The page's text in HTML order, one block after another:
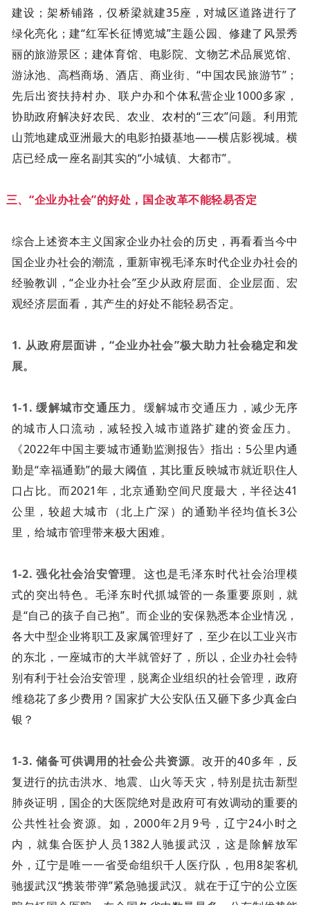
建设；架桥铺路，仅桥梁就建35座，对城区道路进行了
绿化亮化；建“红军长征博览城”主题公园、修建了风景秀
丽的旅游景区；建体育馆、电影院、文物艺术品展览馆、
游泳池、高档商场、酒店、商业街、“中国农民旅游节”；
先后出资扶持村办、联户办和个体私营企业1000多家，
协助政府解决好农民、农业、农村的“三农”问题。利用荒
山荒地建成亚洲最大的电影拍摄基地——横店影视城。横
店已经成一座名副其实的“小城镇、大都市”。
三、“企业办社会”的好处，国企改革不能轻易否定
综合上述资本主义国家企业办社会的历史，再看看当今中
国企业办社会的潮流，重新审视毛泽东时代企业办社会的
经验教训，“企业办社会”至少从政府层面、企业层面、宏
观经济层面看，其产生的好处不能轻易否定。
1. 从政府层面讲，“企业办社会”极大助力社会稳定和发
展。
1-1. 缓解城市交通压力。缓解城市交通压力，减少无序
的城市人口流动，减轻投入城市道路扩建的资金压力。
《2022年中国主要城市通勤监测报告》指出：5公里内通
勤是“幸福通勤”的最大阈值，其比重反映城市就近职住人
口占比。而2021年，北京通勤空间尺度最大，半径达41
公里，较超大城市（北上广深）的通勤半径均值长3公
里，给城市管理带来极大困难。
1-2. 强化社会治安管理。这也是毛泽东时代社会治理模
式的突出特色。毛泽东时代抓城管的一条重要原则，就
是“自己的孩子自己抱”。而企业的安保熟悉本企业情况，
各大中型企业将职工及家属管理好了，至少在以工业兴市
的东北，一座城市的大半就管好了，所以，企业办社会特
别有利于社会治安管理，脱离企业组织的社会管理，政府
维稳花了多少费用？国家扩大公安队伍又砸下多少真金白
银？
1-3. 储备可供调用的社会公共资源。改开的40多年，反
复进行的抗击洪水、地震、山火等天灾，特别是抗击新型
肺炎证明，国企的大医院绝对是政府可有效调动的重要的
公共性社会资源。如，2000年2月9号，辽宁24小时之
内，就集合医护人员1382人驰援武汉，这是除解放军
外，辽宁是唯一一省受命组织千人医疗队，包用8架客机
驰援武汉“携装带弹”紧急驰援武汉。就在于辽宁的公立医